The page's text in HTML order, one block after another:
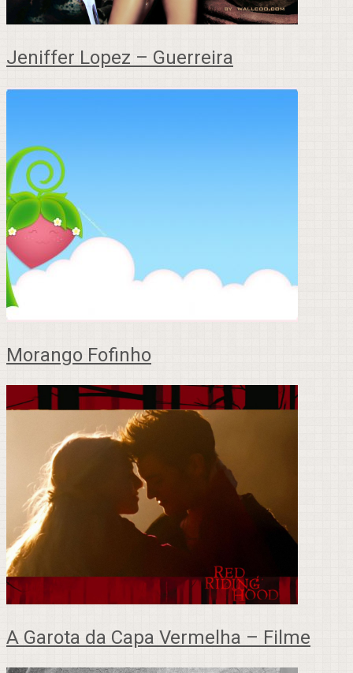
Jeniffer Lopez – Guerreira
Morango Fofinho
A Garota da Capa Vermelha – Filme